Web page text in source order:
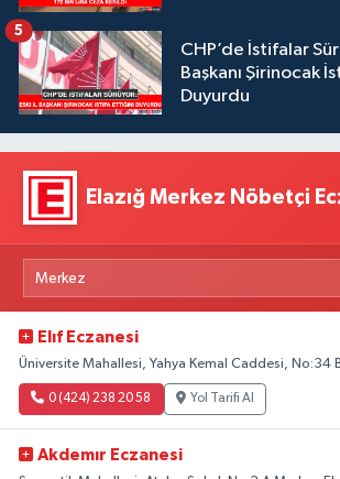
CHP’de İstifalar
Başkanı Şirinocak
Duyurdu
5
Elazığ Merkez Nöbetçi
Elıf Eczanesi
Üniversite Mahallesi, Yahya Kemal Caddesi, No:34
0 (424) 238 20 58 Yol Tarifi Al
Akdemır Eczanesi